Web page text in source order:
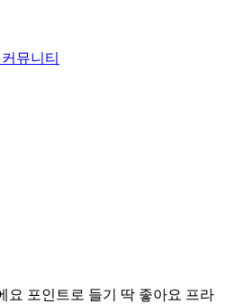
커뮤니티
요 포인트로 들기 딱 좋아요 프라